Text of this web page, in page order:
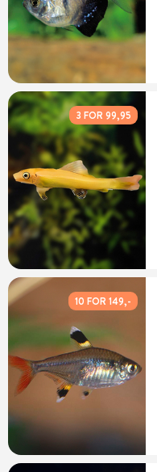
3 FOR 99,95
10 FOR 149,-